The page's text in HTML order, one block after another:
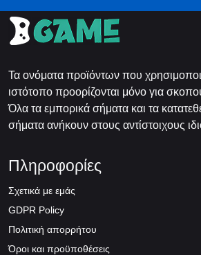
Τα ονόματα προϊόντων που
ιστότοπο προορίζονται μόνο για
Όλα τα εμπορικά σήματα και τα
σήματα ανήκουν στους αντίστοιχους
Πληροφορίες
Σχετικά με εμάς
GDPR Policy
Πολιτική απορρήτου
Όροι και προϋποθέσεις